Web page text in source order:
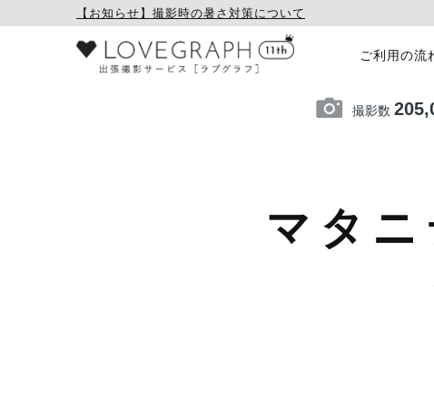
【お知らせ】撮影時の暑さ対策について
ご利用の流
撮影数
マタ